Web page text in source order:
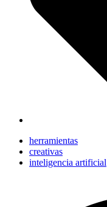
herramientas
creativas
inteligencia artificial